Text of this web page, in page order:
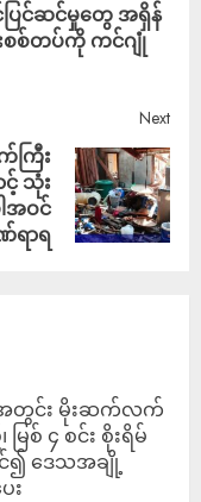
ြင်ဆင်မှုတွေ အရှိန်
းစစ်တပ်ကို ကင်ဂျုံ
Next
ကြီး
သုံး
အဝင်
ရာရ
တွင်း မိုးဆက်လက်
ြစ် ၄ စင်း စိုးရိမ်
၍ ဒေသအချို့
း